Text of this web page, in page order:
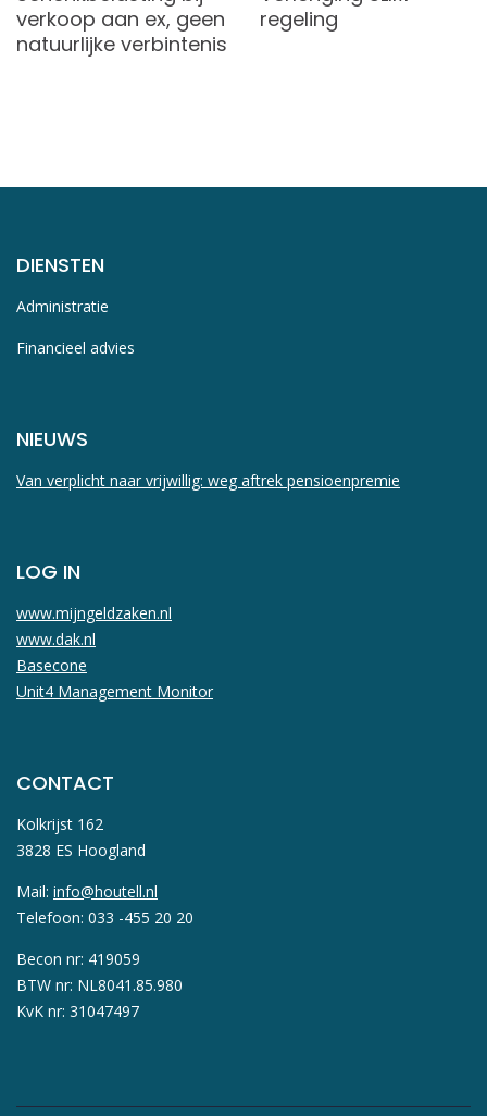
verkoop aan ex, geen
natuurlijke verbintenis
regeling
DIENSTEN
Administratie
Financieel advies
NIEUWS
Van verplicht naar vrijwillig: weg aftrek pensioenpremie
LOG IN
www.mijngeldzaken.nl
www.dak.nl
Basecone
Unit4 Management Monitor
CONTACT
Kolkrijst 162
3828 ES Hoogland
Mail: info@houtell.nl
Telefoon: 033 -455 20 20
Becon nr: 419059
BTW nr: NL8041.85.980
KvK nr: 31047497